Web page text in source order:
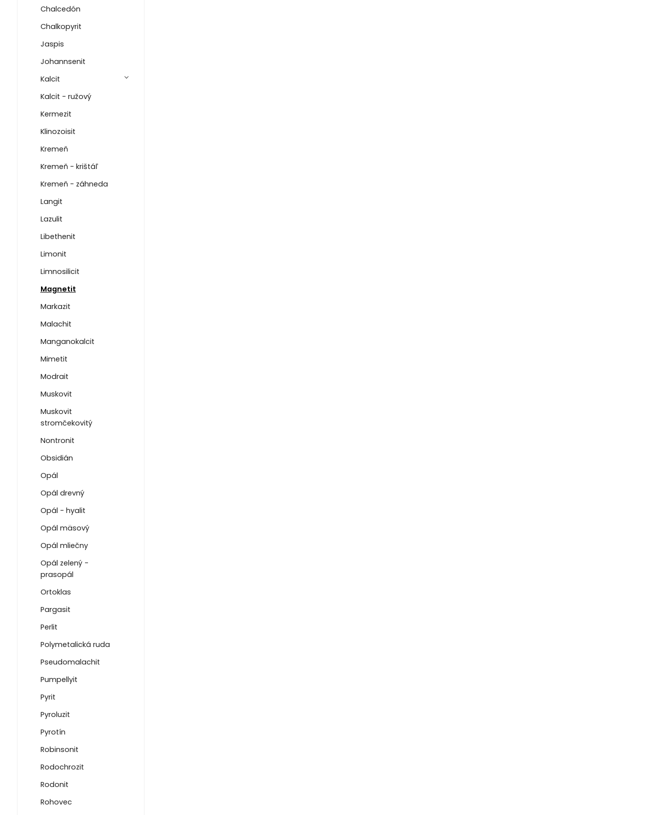
Chalcedón
Chalkopyrit
Jaspis
Johannsenit
Kalcit
Kalcit - ružový
Kermezit
Klinozoisit
Kremeň
Kremeň - krištáľ
Kremeň - záhneda
Langit
Lazulit
Libethenit
Limonit
Limnosilicit
Magnetit
Markazit
Malachit
Manganokalcit
Mimetit
Modrait
Muskovit
Muskovit
stromčekovitý
Nontronit
Obsidián
Opál
Opál drevný
Opál - hyalit
Opál mäsový
Opál mliečny
Opál zelený -
prasopál
Ortoklas
Pargasit
Perlit
Polymetalická ruda
Pseudomalachit
Pumpellyit
Pyrit
Pyroluzit
Pyrotín
Robinsonit
Rodochrozit
Rodonit
Rohovec